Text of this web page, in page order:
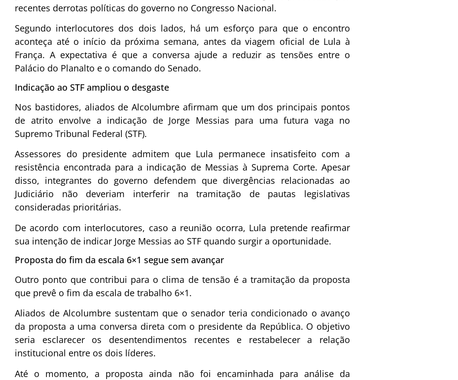
recentes derrotas políticas do governo no Congresso Nacional.
Segundo interlocutores dos dois lados, há um esforço para que o encontro
aconteça até o início da próxima semana, antes da viagem oficial de Lula à
França. A expectativa é que a conversa ajude a reduzir as tensões entre o
Palácio do Planalto e o comando do Senado.
Indicação ao STF ampliou o desgaste
Nos bastidores, aliados de Alcolumbre afirmam que um dos principais pontos
de atrito envolve a indicação de Jorge Messias para uma futura vaga no
Supremo Tribunal Federal (STF).
Assessores do presidente admitem que Lula permanece insatisfeito com a
resistência encontrada para a indicação de Messias à Suprema Corte. Apesar
disso, integrantes do governo defendem que divergências relacionadas ao
Judiciário não deveriam interferir na tramitação de pautas legislativas
consideradas prioritárias.
De acordo com interlocutores, caso a reunião ocorra, Lula pretende reafirmar
sua intenção de indicar Jorge Messias ao STF quando surgir a oportunidade.
Proposta do fim da escala 6×1 segue sem avançar
Outro ponto que contribui para o clima de tensão é a tramitação da proposta
que prevê o fim da escala de trabalho 6×1.
Aliados de Alcolumbre sustentam que o senador teria condicionado o avanço
da proposta a uma conversa direta com o presidente da República. O objetivo
seria esclarecer os desentendimentos recentes e restabelecer a relação
institucional entre os dois líderes.
Até o momento, a proposta ainda não foi encaminhada para análise da